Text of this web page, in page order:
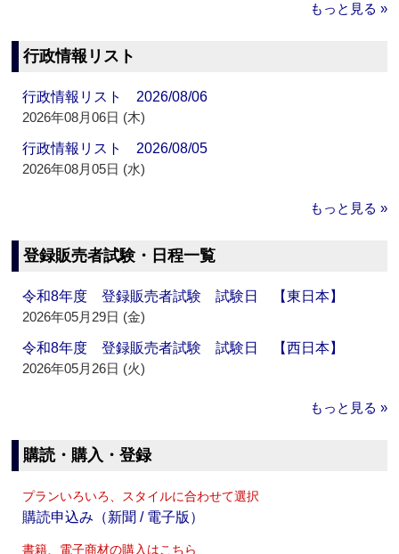
もっと見る »
行政情報リスト
行政情報リスト 2026/08/06
2026年08月06日 (木)
行政情報リスト 2026/08/05
2026年08月05日 (水)
もっと見る »
登録販売者試験・日程一覧
令和8年度 登録販売者試験 試験日 【東日本】
2026年05月29日 (金)
令和8年度 登録販売者試験 試験日 【西日本】
2026年05月26日 (火)
もっと見る »
購読・購入・登録
プランいろいろ、スタイルに合わせて選択
購読申込み（新聞 / 電子版）
書籍、電子商材の購入はこちら